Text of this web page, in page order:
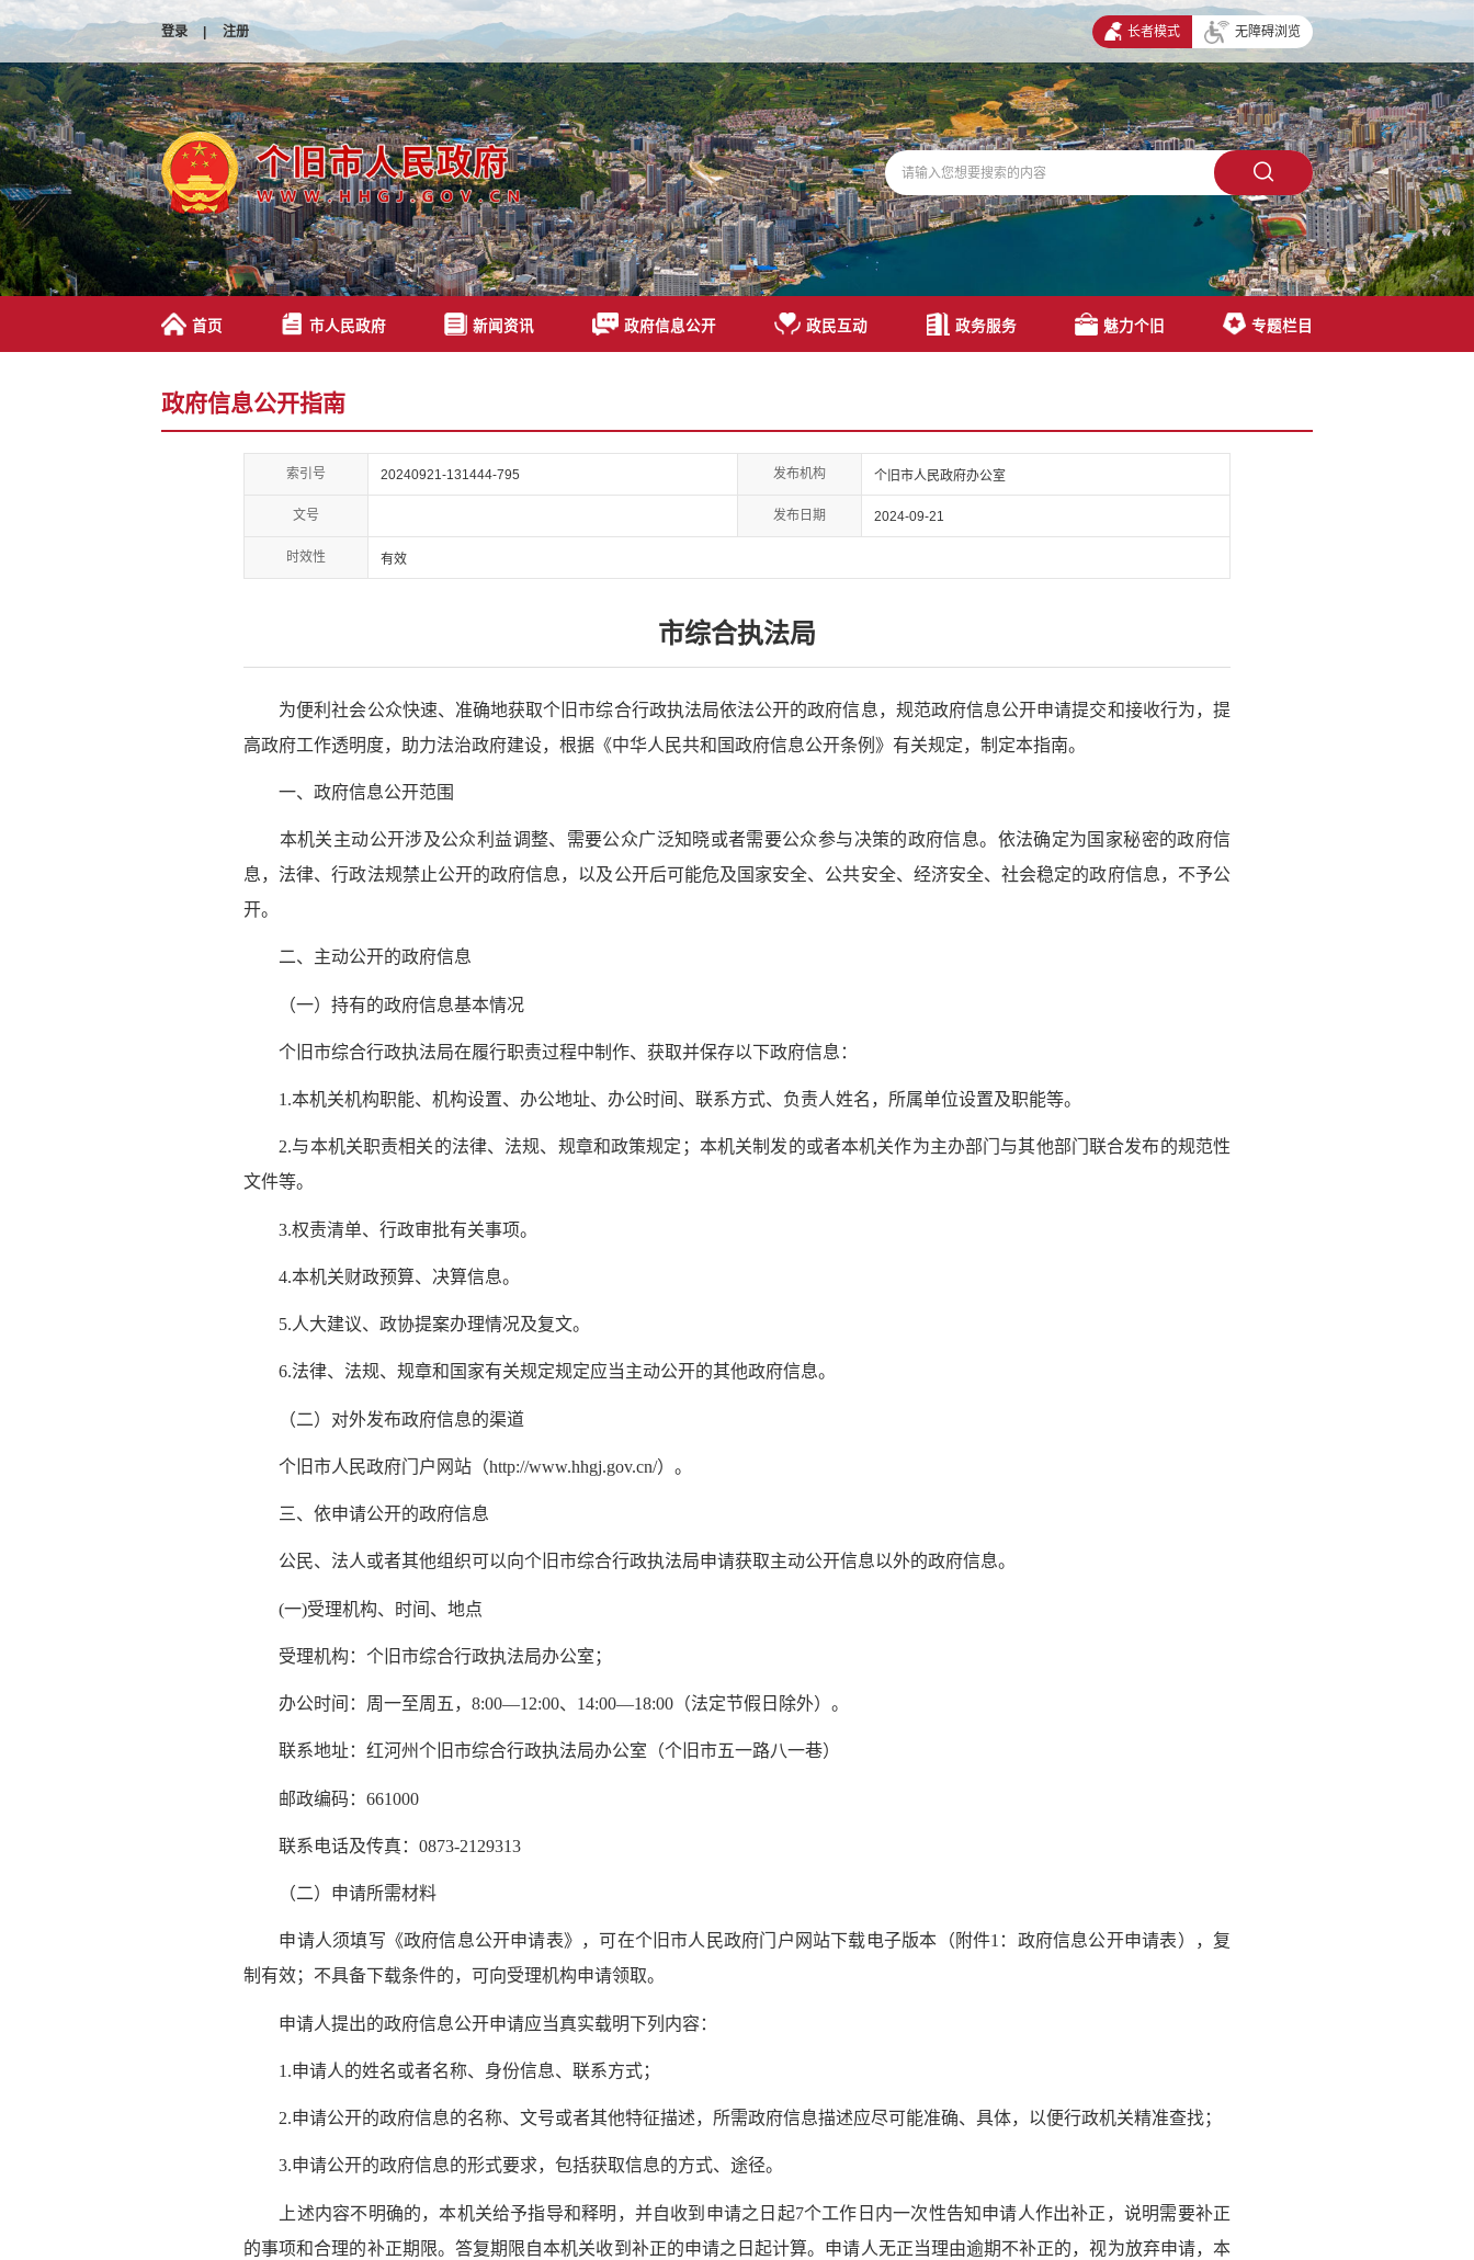
登录 | 注册 长者模式 无障碍浏览
首页 市人民政府 新闻资讯 政府信息公开 政民互动 政务服务 魅力个旧 专题栏目
政府信息公开指南
索引号 20240921-131444-795 发布机构 个旧市人民政府办公室
文号 发布日期 2024-09-21
时效性 有效
市综合执法局
为便利社会公众快速、准确地获取个旧市综合行政执法局依法公开的政府信息，规范政府信息公开申请提交和接收行为，提
高政府工作透明度，助力法治政府建设，根据《中华人民共和国政府信息公开条例》有关规定，制定本指南。
一、政府信息公开范围
本机关主动公开涉及公众利益调整、需要公众广泛知晓或者需要公众参与决策的政府信息。依法确定为国家秘密的政府信
息，法律、行政法规禁止公开的政府信息，以及公开后可能危及国家安全、公共安全、经济安全、社会稳定的政府信息，不予公
开。
二、主动公开的政府信息
（一）持有的政府信息基本情况
个旧市综合行政执法局在履行职责过程中制作、获取并保存以下政府信息：
1.本机关机构职能、机构设置、办公地址、办公时间、联系方式、负责人姓名，所属单位设置及职能等。
2.与本机关职责相关的法律、法规、规章和政策规定；本机关制发的或者本机关作为主办部门与其他部门联合发布的规范性
文件等。
3.权责清单、行政审批有关事项。
4.本机关财政预算、决算信息。
5.人大建议、政协提案办理情况及复文。
6.法律、法规、规章和国家有关规定规定应当主动公开的其他政府信息。
（二）对外发布政府信息的渠道
个旧市人民政府门户网站（http://www.hhgj.gov.cn/）。
三、依申请公开的政府信息
公民、法人或者其他组织可以向个旧市综合行政执法局申请获取主动公开信息以外的政府信息。
(一)受理机构、时间、地点
受理机构：个旧市综合行政执法局办公室；
办公时间：周一至周五，8:00—12:00、14:00—18:00（法定节假日除外）。
联系地址：红河州个旧市综合行政执法局办公室（个旧市五一路八一巷）
邮政编码：661000
联系电话及传真：0873-2129313
（二）申请所需材料
申请人须填写《政府信息公开申请表》，可在个旧市人民政府门户网站下载电子版本（附件1：政府信息公开申请表），复
制有效；不具备下载条件的，可向受理机构申请领取。
申请人提出的政府信息公开申请应当真实载明下列内容：
1.申请人的姓名或者名称、身份信息、联系方式；
2.申请公开的政府信息的名称、文号或者其他特征描述，所需政府信息描述应尽可能准确、具体，以便行政机关精准查找；
3.申请公开的政府信息的形式要求，包括获取信息的方式、途径。
上述内容不明确的，本机关给予指导和释明，并自收到申请之日起7个工作日内一次性告知申请人作出补正，说明需要补正
的事项和合理的补正期限。答复期限自本机关收到补正的申请之日起计算。申请人无正当理由逾期不补正的，视为放弃申请，本